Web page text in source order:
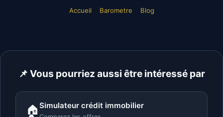
Accueil
Barometre Blog
📌 Vous pourriez aussi être intéressé par
🏠 Simulateur crédit immobilier